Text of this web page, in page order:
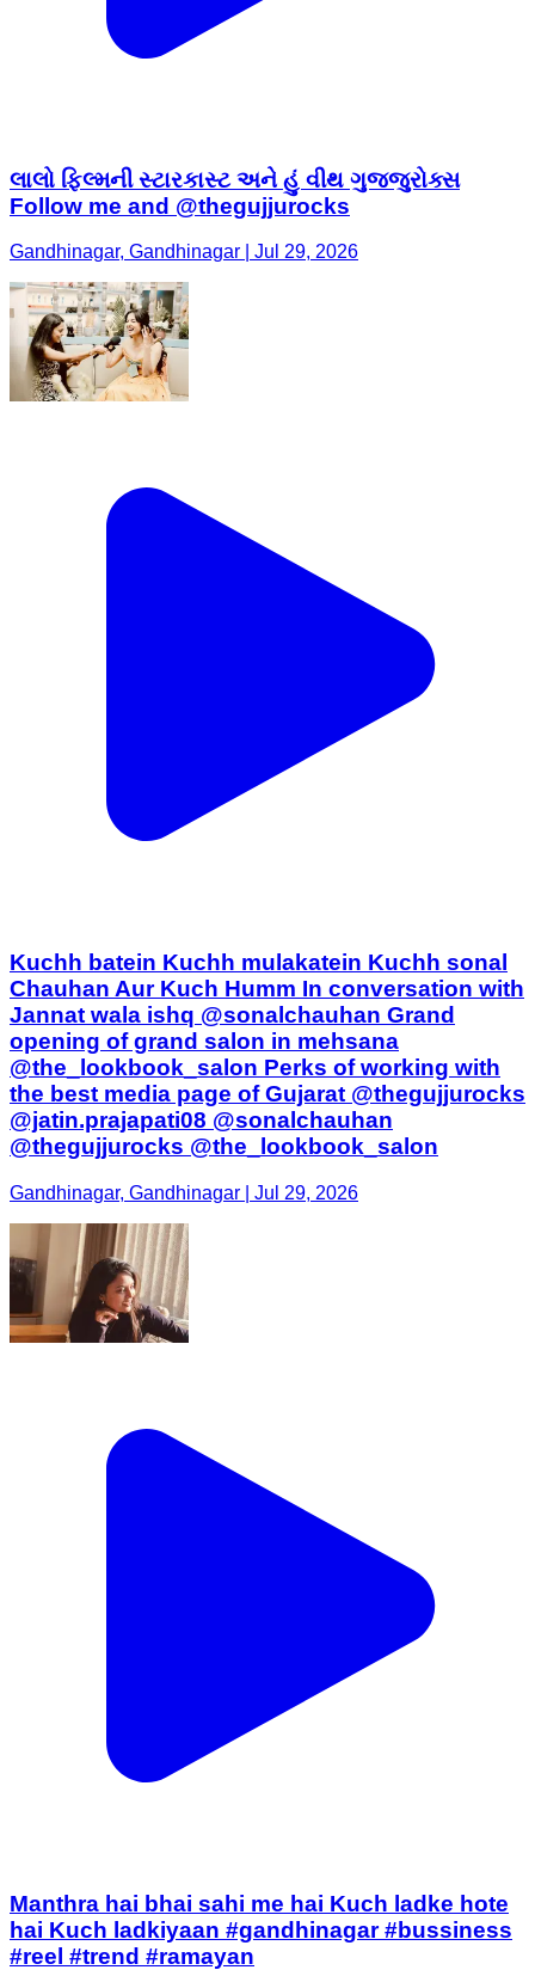
લાલો ફિલ્મની સ્ટારકાસ્ટ અને હું વીથ ગુજ્જુરોક્સ
Follow me and @thegujjurocks
Gandhinagar, Gandhinagar | Jul 29, 2026
Kuchh batein Kuchh mulakatein Kuchh sonal
Chauhan Aur Kuch Humm In conversation with
Jannat wala ishq @sonalchauhan Grand
opening of grand salon in mehsana
@the_lookbook_salon Perks of working with
the best media page of Gujarat @thegujjurocks
@jatin.prajapati08 @sonalchauhan
@thegujjurocks @the_lookbook_salon
Gandhinagar, Gandhinagar | Jul 29, 2026
Manthra hai bhai sahi me hai Kuch ladke hote
hai Kuch ladkiyaan #gandhinagar #bussiness
#reel #trend #ramayan